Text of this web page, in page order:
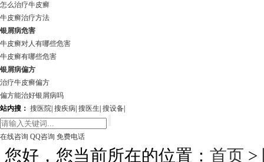
怎么治疗牛皮癣
牛皮癣治疗方法
银屑病危害
牛皮癣对人有哪些危害
牛皮癣有哪些危害
银屑病偏方
治疗牛皮癣偏方
偏方能治好银屑病吗
站内搜： 搜医院 搜疾病 搜医生 搜设备
在线咨询 QQ咨询 免费电话
您好，您当前所在的位置： 首页 >